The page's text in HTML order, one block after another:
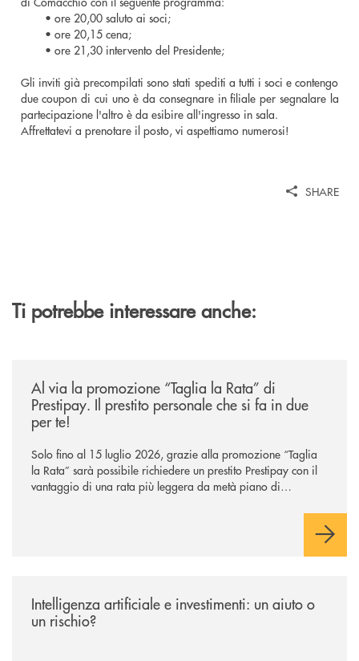
• ore 20,00 saluto ai soci;
• ore 20,15 cena;
• ore 21,30 intervento del Presidente;
Gli inviti già precompilati sono stati spediti a tutti i soci e contengo
due coupon di cui uno è da consegnare in filiale per segnalare la
partecipazione l'altro è da esibire all'ingresso in sala.
Affrettatevi a prenotare il posto, vi aspettiamo numerosi!
SHARE
Ti potrebbe interessare anche:
Al via la promozione “Taglia la Rata” di
Prestipay. Il prestito personale che si fa in due
per te!
Solo fino al 15 luglio 2026, grazie alla promozione “Taglia
la Rata” sarà possibile richiedere un prestito Prestipay con il
vantaggio di una rata più leggera da metà piano di
Intelligenza artificiale e investimenti: un aiuto o
un rischio?